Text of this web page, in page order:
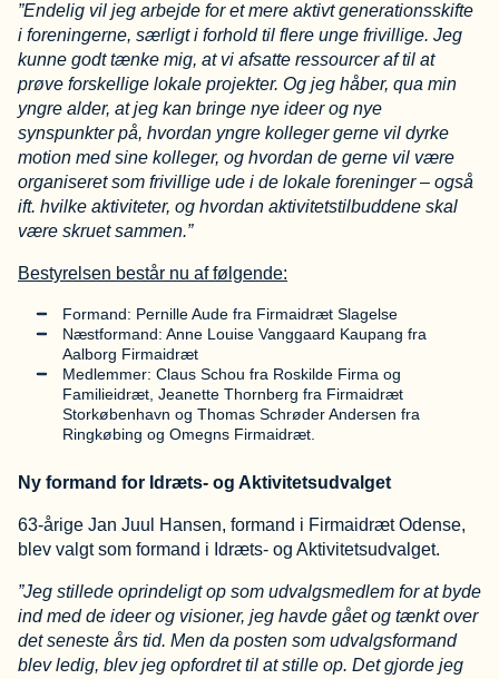
”Endelig vil jeg arbejde for et mere aktivt generationsskifte
i foreningerne, særligt i forhold til flere unge frivillige. Jeg
kunne godt tænke mig, at vi afsatte ressourcer af til at
prøve forskellige lokale projekter. Og jeg håber, qua min
yngre alder, at jeg kan bringe nye ideer og nye
synspunkter på, hvordan yngre kolleger gerne vil dyrke
motion med sine kolleger, og hvordan de gerne vil være
organiseret som frivillige ude i de lokale foreninger – også
ift. hvilke aktiviteter, og hvordan aktivitetstilbuddene skal
være skruet sammen.”
Bestyrelsen består nu af følgende:
Formand: Pernille Aude fra Firmaidræt Slagelse
Næstformand: Anne Louise Vanggaard Kaupang fra
Aalborg Firmaidræt
Medlemmer: Claus Schou fra Roskilde Firma og
Familieidræt, Jeanette Thornberg fra Firmaidræt
Storkøbenhavn og Thomas Schrøder Andersen fra
Ringkøbing og Omegns Firmaidræt.
Ny formand for Idræts- og Aktivitetsudvalget
63-årige Jan Juul Hansen, formand i Firmaidræt Odense,
blev valgt som formand i Idræts- og Aktivitetsudvalget.
”Jeg stillede oprindeligt op som udvalgsmedlem for at byde
ind med de ideer og visioner, jeg havde gået og tænkt over
det seneste års tid. Men da posten som udvalgsformand
blev ledig, blev jeg opfordret til at stille op. Det gjorde jeg